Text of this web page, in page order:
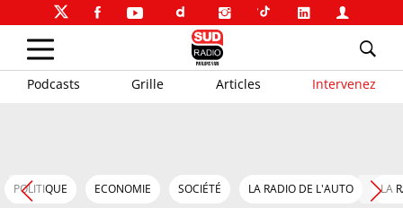
Podcasts Grille Articles Intervenez
POLITIQUE ECONOMIE SOCIÉTÉ LA RADIO DE L'AUTO LA